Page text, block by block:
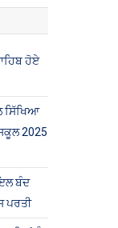
ਹੋਏ
ਸਿੱਖਿਆ
2025
ਬੰਦ
ਪਰਤੀ